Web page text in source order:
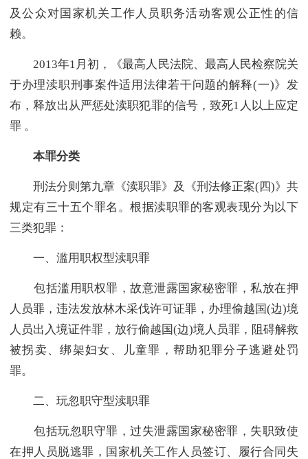
及公众对国家机关工作人员职务活动客观公正性的信
赖。
2013年1月初，《最高人民法院、最高人民检察院关
于办理渎职刑事案件适用法律若干问题的解释(一)》发
布，释放出从严惩处渎职犯罪的信号，致死1人以上应定
罪 。
本罪分类
刑法分则第九章《渎职罪》及《刑法修正案(四)》共
规定有三十五个罪名。根据渎职罪的客观表现分为以下
三类犯罪：
一、滥用职权型渎职罪
包括滥用职权罪，故意泄露国家秘密罪，私放在押
人员罪，违法发放林木采伐许可证罪，办理偷越国(边)境
人员出入境证件罪，放行偷越国(边)境人员罪，阻碍解救
被拐卖、绑架妇女、儿童罪，帮助犯罪分子逃避处罚
罪。
二、玩忽职守型渎职罪
包括玩忽职守罪，过失泄露国家秘密罪，失职致使
在押人员脱逃罪，国家机关工作人员签订、履行合同失